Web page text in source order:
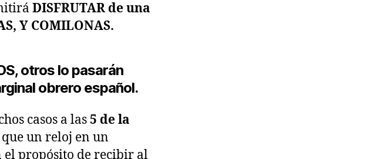
DISFRUTAR de una
Y COMILONAS.
otros lo pasarán
obrero español.
casos a las5 de la
un reloj en un
el propósito de recibir al